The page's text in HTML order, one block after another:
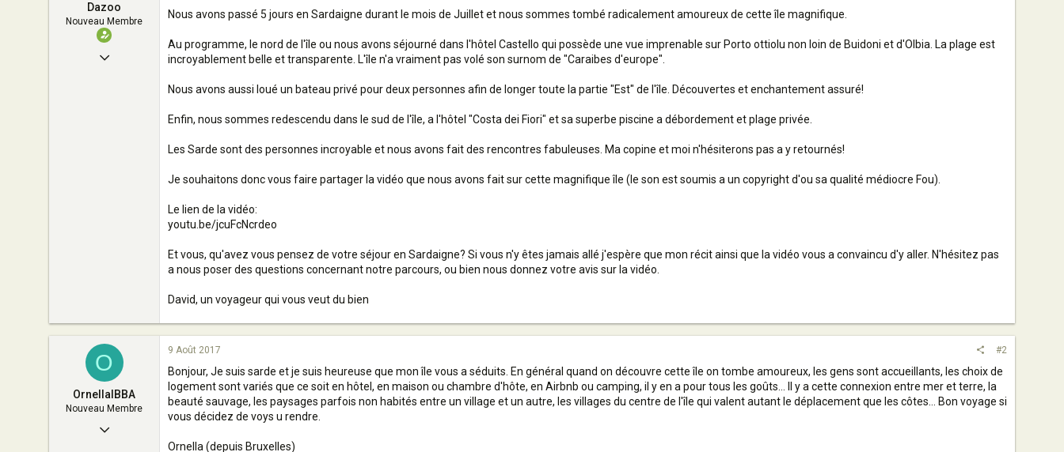
Dazoo
Nouveau Membre
9 Août 2017
Nous avons passé 5 jours en Sardaigne durant le mois de Juillet et nous sommes tombé radicalement amoureux de cette île magnifique.
Au programme, le nord de l'île ou nous avons séjourné dans l'hôtel Castello qui possède une vue imprenable sur Porto ottiolu non loin de Buidoni et d'Olbia. La plage est
incroyablement belle et transparente. L'île n'a vraiment pas volé son surnom de "Caraibes d'europe".
Nous avons aussi loué un bateau privé pour deux personnes afin de longer toute la partie "Est" de l'île. Découvertes et enchantement assuré!
Enfin, nous sommes redescendu dans le sud de l'île, a l'hôtel "Costa dei Fiori" et sa superbe piscine a débordement et plage privée.
Les Sarde sont des personnes incroyable et nous avons fait des rencontres fabuleuses. Ma copine et moi n'hésiterons pas a y retournés!
Je souhaitons donc vous faire partager la vidéo que nous avons fait sur cette magnifique île (le son est soumis a un copyright d'ou sa qualité médiocre Fou).
Le lien de la vidéo:
youtu.be/jcuFcNcrdeo
Et vous, qu'avez vous pensez de votre séjour en Sardaigne? Si vous n'y êtes jamais allé j'espère que mon récit ainsi que la vidéo vous a convaincu d'y aller. N'hésitez pas
a nous poser des questions concernant notre parcours, ou bien nous donnez votre avis sur la vidéo.
David, un voyageur qui vous veut du bien
O
OrnellaIBBA
Nouveau Membre
9 Août 2017
9 Août 2017 #2
Bonjour, Je suis sarde et je suis heureuse que mon île vous a séduits. En général quand on découvre cette île on tombe amoureux, les gens sont accueillants, les choix de
logement sont variés que ce soit en hôtel, en maison ou chambre d'hôte, en Airbnb ou camping, il y en a pour tous les goûts... Il y a cette connexion entre mer et terre, la
beauté sauvage, les paysages parfois non habités entre un village et un autre, les villages du centre de l'île qui valent autant le déplacement que les côtes... Bon voyage si
vous décidez de voys u rendre.
Ornella (depuis Bruxelles)